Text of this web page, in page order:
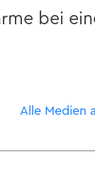
bei
Alle Medien